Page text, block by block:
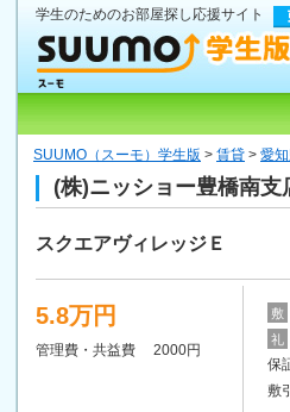
学生のためのお部屋探し応援サイト
SUUMO（スーモ）学生版 > 賃貸 > 愛
(株)ニッショー豊橋南支
スクエアヴィレッジＥ
5.8万円
管理費・共益費 2000円
敷
礼
保
敷